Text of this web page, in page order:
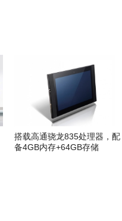
搭载高通骁龙835处理器，配
备4GB内存+64GB存储